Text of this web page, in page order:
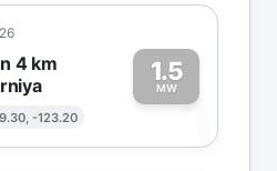
4 km
-123.20
1.5
MW1